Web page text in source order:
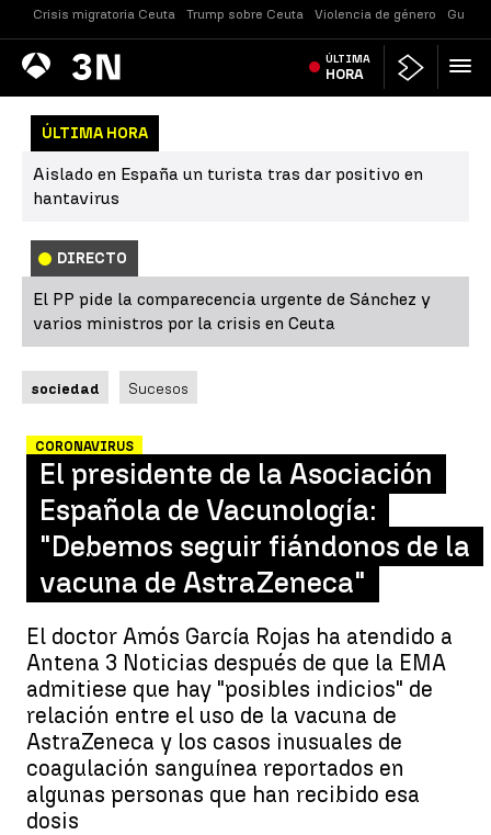
Crisis migratoria Ceuta Trump sobre Ceuta Violencia de género
Antena
3 Noticias ÚLTIMA
HORA
ÚLTIMA HORA
Aislado en España un turista tras dar positivo en
hantavirus
DIRECTO
El PP pide la comparecencia urgente de Sánchez y
varios ministros por la crisis en Ceuta
sociedad Sucesos
CORONAVIRUS
El presidente de la Asociación
Española de Vacunología:
"Debemos seguir fiándonos de la
vacuna de AstraZeneca"
El doctor Amós García Rojas ha atendido a
Antena 3 Noticias después de que la EMA
admitiese que hay "posibles indicios" de
relación entre el uso de la vacuna de
AstraZeneca y los casos inusuales de
coagulación sanguínea reportados en
algunas personas que han recibido esa
dosis